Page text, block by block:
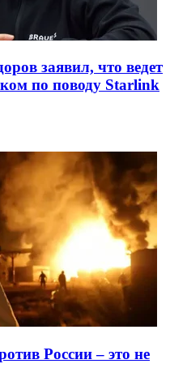
заявил, что ведет
по поводу Starlink
России – это не